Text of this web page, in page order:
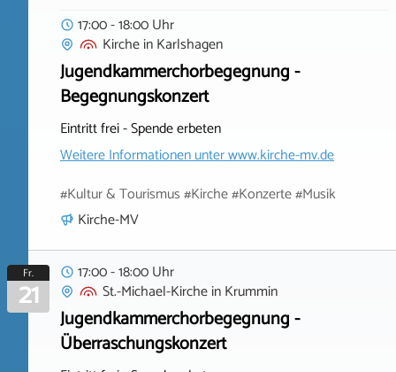
17:00 - 18:00 Uhr
KircheinKarlshagen
Jugendkammerchorbegegnung -
Begegnungskonzert
Eintritt frei - Spende erbeten
Weitere Informationen unterwww.kirche-mv.de
#Kultur & Tourismus #Kirche #Konzerte #Musik
Kirche-MV
Fr.
21
17:00 - 18:00 Uhr
St.-Michael-KircheinKrummin
Jugendkammerchorbegegnung -
Überraschungskonzert